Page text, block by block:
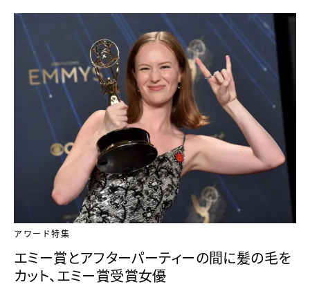
アワード特集
エミー賞とアフターパーティーの間に髪の毛を
カット、エミー賞受賞女優